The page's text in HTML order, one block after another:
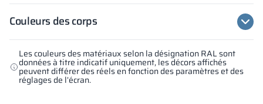
Les couleurs des matériaux selon la désignation RAL sont
données à titre indicatif uniquement, les décors affichés
peuvent différer des réels en fonction des paramètres et des
réglages de l’écran.
Couleurs des corps